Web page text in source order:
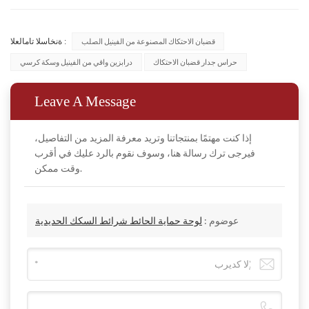
ةنخاسلا تامالعلا : قضبان الاحتكاك المصنوعة من الفينيل الصلب
درابزين واقي من الفينيل وسكة كرسي حراس جدار قضبان الاحتكاك
Leave A Message
إذا كنت مهتمًا بمنتجاتنا وتريد معرفة المزيد من التفاصيل،
فيرجى ترك رسالة هنا، وسوف نقوم بالرد عليك في أقرب
وقت ممكن.
عوضوم : لوحة حماية الحائط شرائط السكك الحديدية